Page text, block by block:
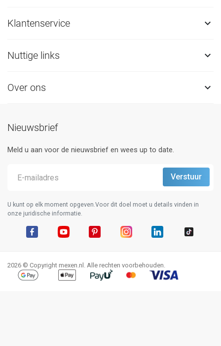
Klantenservice 
Nuttige links 
Over ons 
Nieuwsbrief
Meld u aan voor de nieuwsbrief en wees up to date.
U kunt op elk moment opgeven.Voor dit doel moet u details vinden in
onze juridische informatie.
2026 © Copyright mexen.nl. Alle rechten voorbehouden.